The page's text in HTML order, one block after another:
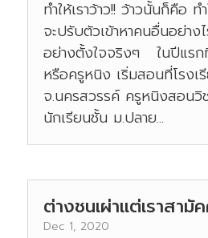
ทำให้เราว้าว!! ว้าวนั้นก็คือ ท
จะปรับตัวเข้าหาคนอื่นอย่าง
อย่างตั้งใจจริงๆ ในปีแรก
หรือครูหนิง เริ่มสอนที่โรง
จ.นครสวรรค์ ครูหนิงสอน
นักเรียนชั้น ม.ปลาย...
ต่างชนเผ่าแต่เราสามั
Dec 1, 2020